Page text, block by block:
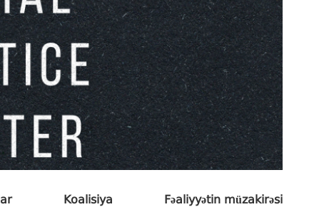
Koalisiya Fəaliyyətin müzakirəsi